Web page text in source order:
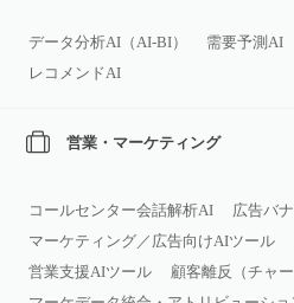
データ分析AI（AI‑BI） 需要予測AI
レコメンドAI
営業・マーケティング
コールセンター会話解析AI 広告バ
マーケティング／広告向けAIツール
営業支援AIツール
顧客離反（チャ